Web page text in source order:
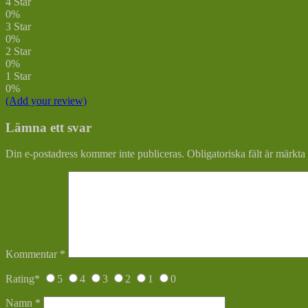
0%
3 Star
0%
2 Star
0%
1 Star
0%
(Add your review)
Lämna ett svar
Din e-postadress kommer inte publiceras. Obligatoriska fält är märkta
Kommentar *
Rating* 5 4 3 2 1 0
Namn *